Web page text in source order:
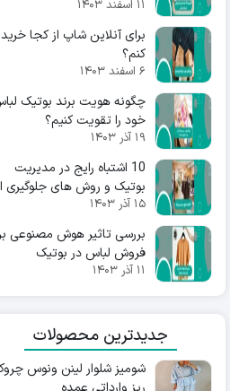
1404
۱۱ اسفند ۱۴۰۳
برای آنلاین شاپ از کجا خرید
کنم؟
۶ اسفند ۱۴۰۳
چگونه هویت برند بوتیک
خود را تقویت کنیم؟
۱۹ آذر ۱۴۰۳
10 اشتباه رایج در مدیریت
بوتیک و روش های جلوگیری
آن ها
۱۵ آذر ۱۴۰۳
بررسی تاثیر هوش مصنوعی
فروش لباس در بوتیک
۱۱ آذر ۱۴۰۳
جدیدترین محصولات
شومیز شلوار لینن ونوس